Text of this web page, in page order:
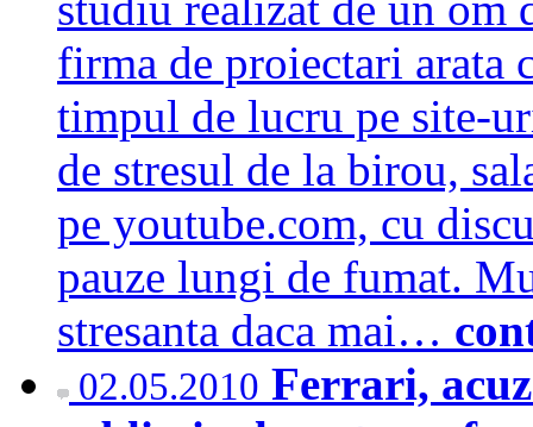
firma de proiectari arata
timpul de lucru pe site-
de stresul de la birou,
pe youtube.com, cu
pauze lungi de fumat.
stresanta daca mai…
02.05.2010 Ferrari,